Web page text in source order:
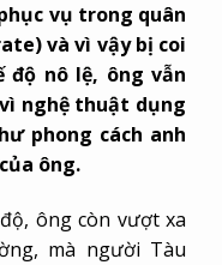
vụ trong quân
và vì vậy bị coi
độ nô lệ, ông vẫn
nghệ thuật dụng
phong cách anh
ông.
ông còn vượt xa
mà người Tàu